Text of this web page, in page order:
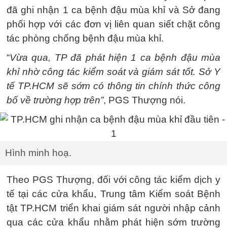
đã ghi nhận 1 ca bệnh đậu mùa khỉ và Sở đang
phối hợp với các đơn vị liên quan siết chặt công
tác phòng chống bệnh đậu mùa khỉ.
“Vừa qua, TP đã phát hiện 1 ca bệnh đậu mùa
khỉ nhờ công tác kiểm soát và giám sát tốt. Sở Y
tế TP.HCM sẽ sớm có thông tin chính thức công
bố về trường hợp trên”, PGS Thượng nói.
Hình minh hoạ.
Theo PGS Thượng, đối với công tác kiểm dịch y
tế tại các cửa khẩu, Trung tâm Kiểm soát Bệnh
tật TP.HCM triển khai giám sát người nhập cảnh
qua các cửa khẩu nhằm phát hiện sớm trường